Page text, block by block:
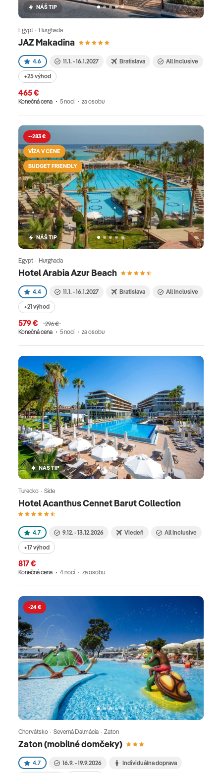
NÁŠ TIP
JAZ Makadina
Egypt · Hurghada
4.6 11.1. - 16.1.2027 Bratislava All Inclusive
+25 výhod
465 €
Konečná cena 5 nocí za osobu
--283 €
VÍZA V CENE
BUDGET FRIENDLY
NÁŠ TIP
Hotel Arabia Azur Beach
Egypt · Hurghada
4.4 11.1. - 16.1.2027 Bratislava All Inclusive
+21 výhod
579 €
296 €
Konečná cena
5 nocí za osobu
NÁŠ TIP
Hotel Acanthus Cennet Barut Collection
Turecko · Side
4.7 9.12. - 13.12.2026 Viedeň All Inclusive
+17 výhod
817 €
Konečná cena 4 nocí za osobu
-24 €
Zaton (mobilné domčeky)
Chorvátsko · Severná Dalmácia · Zaton
4.7 16.9. - 19.9.2026 Individuálna doprava